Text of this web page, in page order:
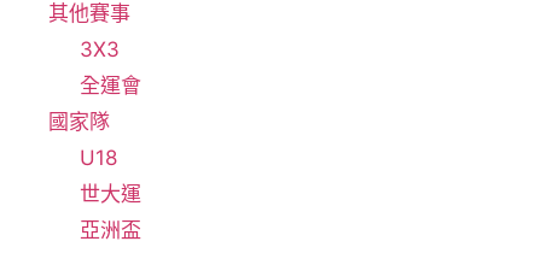
其他賽事
3X3
全運會
國家隊
U18
世大運
亞洲盃